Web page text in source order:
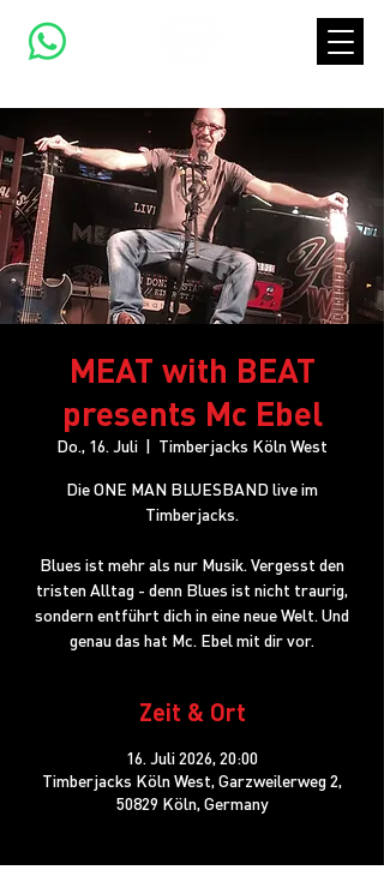
MEAT with BEAT
presents Mc Ebel
Do., 16. Juli
  |
Timberjacks Köln West
Die ONE MAN BLUESBAND live im
Timberjacks.
Blues ist mehr als nur Musik. Vergesst den
tristen Alltag - denn Blues ist nicht traurig,
sondern entführt dich in eine neue Welt. Und
genau das hat Mc. Ebel mit dir vor.
Zeit & Ort
16. Juli 2026, 20:00
Timberjacks Köln West, Garzweilerweg 2,
50829 Köln, Germany